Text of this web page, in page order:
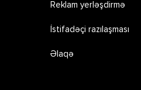
Reklam yerləşdirmə
İstifadəçi razılaşması
Əlaqə